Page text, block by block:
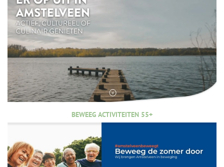
BEWEEG ACTIVITEITEN 55+